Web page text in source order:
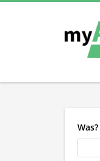
Was?